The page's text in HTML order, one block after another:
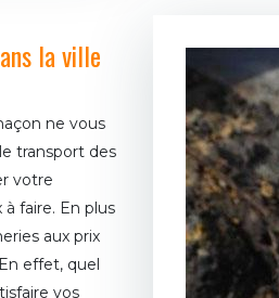
la ville
ne vous
transport des
votre
faire. En plus
aux prix
effet, quel
vos